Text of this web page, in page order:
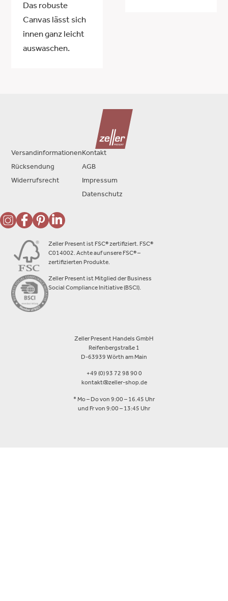
Das robuste
Canvas lässt sich
innen ganz leicht
auswaschen.
Zeller Present ist FSC® zertifiziert. FSC®
C014002. Achte auf unsere FSC® –
zertifizierten Produkte.
Zeller Present ist Mitglied der Business
Social Compliance Initiative (BSCI).
Zeller Present Handels GmbH
Reifenbergstraße 1
D-63939 Wörth am Main
+49 (0) 93 72 98 90 0
kontakt@zeller-shop.de
* Mo – Do von 9:00 – 16.45 Uhr
und Fr von 9:00 – 13:45 Uhr
Versandinformationen
Rücksendung
Widerrufsrecht
Kontakt
AGB
Impressum
Datenschutz